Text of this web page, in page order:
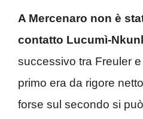
A Mercenaro non è
contatto Lucumì-
successivo tra Freuler e
primo era da rigore
forse sul secondo si